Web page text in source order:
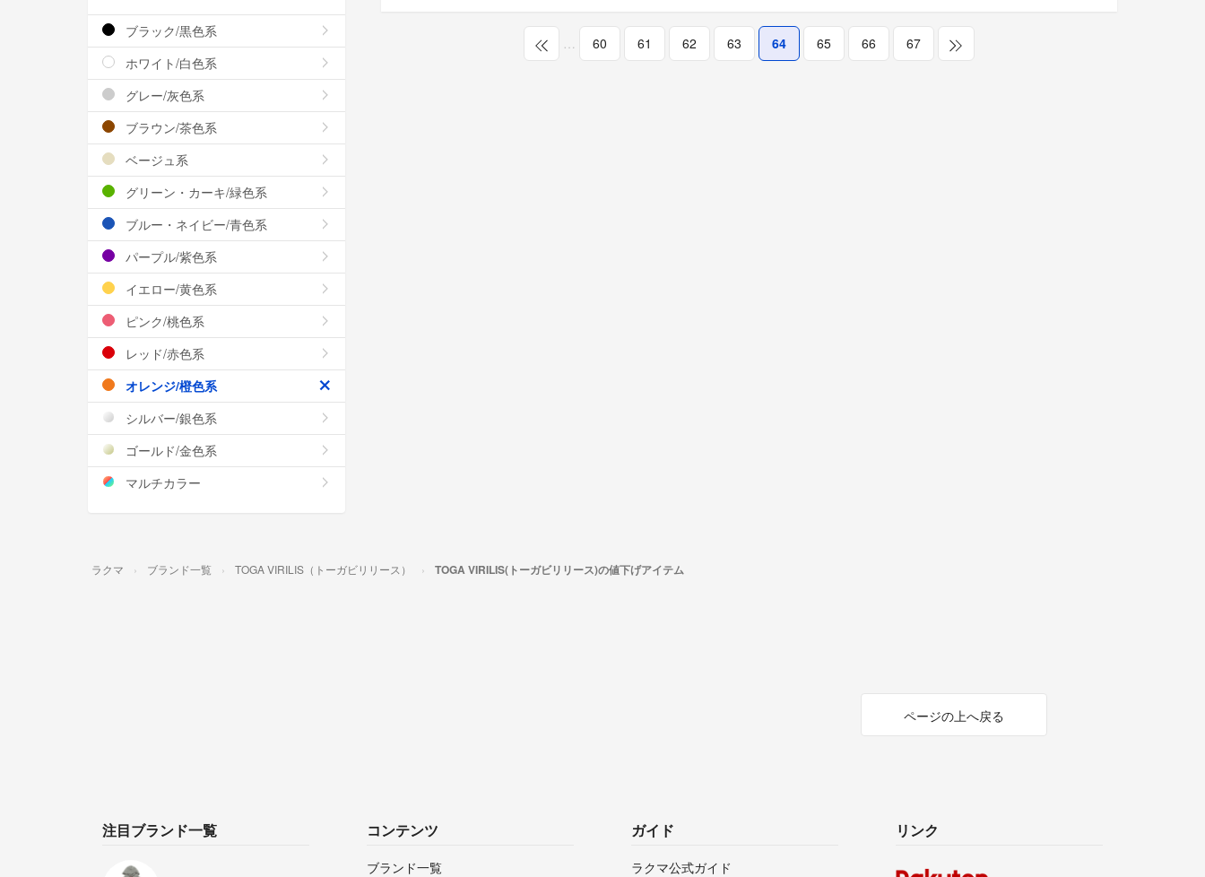
… 60 61 62 63 64 65 66 67
ブラック/黒色系
ホワイト/白色系
グレー/灰色系
ブラウン/茶色系
ベージュ系
グリーン・カーキ/緑色系
ブルー・ネイビー/青色系
パープル/紫色系
イエロー/黄色系
ピンク/桃色系
レッド/赤色系
オレンジ/橙色系
シルバー/銀色系
ゴールド/金色系
マルチカラー
ラクマ ブランド一覧 TOGA VIRILIS（トーガビリリース） TOGA VIRILIS(トーガビリリース)の値下げアイテム
ページの上へ戻る
注目ブランド一覧 コンテンツ
ブランド一覧
ガイド
ラクマ公式ガイド
リンク